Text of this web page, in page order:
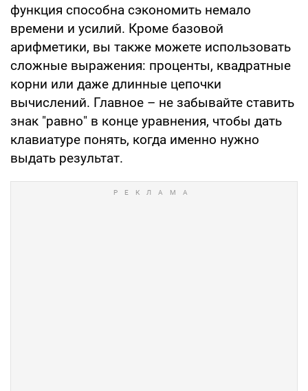
функция способна сэкономить немало
времени и усилий. Кроме базовой
арифметики, вы также можете использовать
сложные выражения: проценты, квадратные
корни или даже длинные цепочки
вычислений. Главное – не забывайте ставить
знак "равно" в конце уравнения, чтобы дать
клавиатуре понять, когда именно нужно
выдать результат.